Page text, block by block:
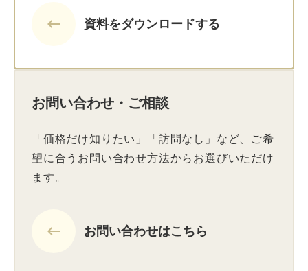
keyboard_backspace 資料をダウンロードする
お問い合わせ・ご相談
「価格だけ知りたい」「訪問なし」など、ご希
望に合うお問い合わせ方法からお選びいただけ
ます。
keyboard_backspace お問い合わせはこちら